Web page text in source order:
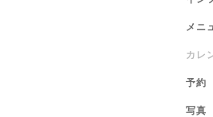
メニ
カレ
予約
写真